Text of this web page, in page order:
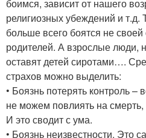
боимся, зависит от нашего
религиозных убеждений и т.д.
больше всего боятся не
родителей. А взрослые люди,
оставят детей сиротами….
страхов можно выделить:
• Боязнь потерять контроль
не можем повлиять на смерть,
И это сводит с ума.
• Боязнь неизвестности. Это